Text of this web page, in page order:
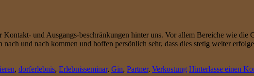
und Ausgangs-beschränkungen hinter uns. Vor allem Bereiche wie die
und nach kommen und hoffen persönlich sehr, dass dies stetig weiter
, dorferlebnis, Erlebnisseminar, Gin, Partner, Verkostung Hinterlasse einen